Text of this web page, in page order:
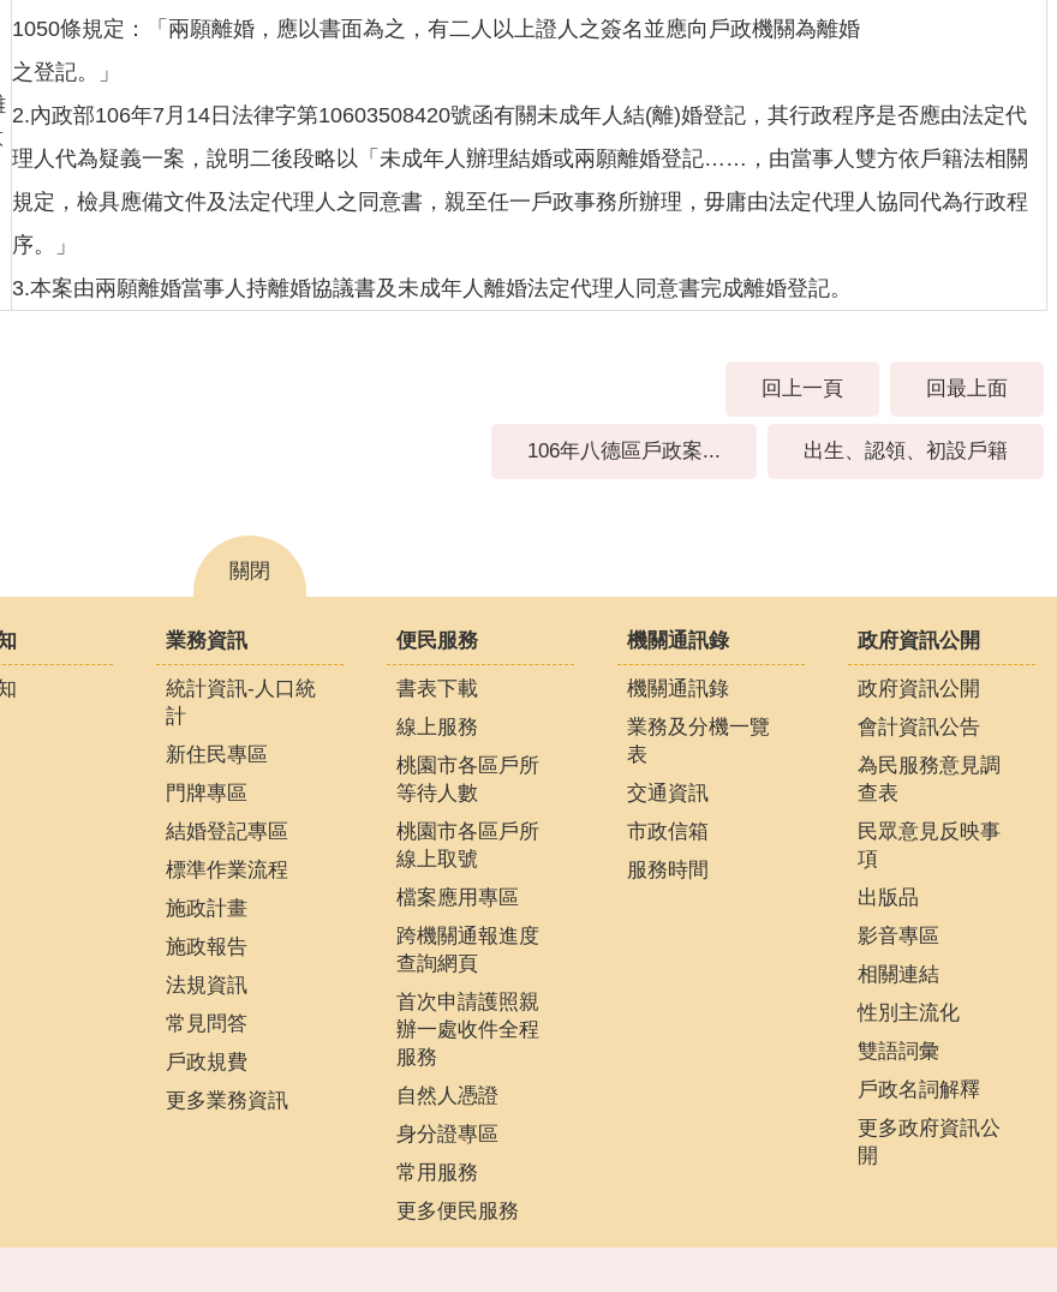
1050條規定：「兩願離婚，應以書面為之，有二人以上證人之簽名並應向戶政機關為離婚
之登記。」
2.內政部106年7月14日法律字第10603508420號函有關未成年人結(離)婚登記，其行政程序是否應由法定代
理人代為疑義一案，說明二後段略以「未成年人辦理結婚或兩願離婚登記……，由當事人雙方依戶籍法相關
規定，檢具應備文件及法定代理人之同意書，親至任一戶政事務所辦理，毋庸由法定代理人協同代為行政程
序。」
3.本案由兩願離婚當事人持離婚協議書及未成年人離婚法定代理人同意書完成離婚登記。
回上一頁 回最上面
106年八德區戶政案... 出生、認領、初設戶籍
關閉
業務資訊
統計資訊-人口統
計
新住民專區
門牌專區
結婚登記專區
標準作業流程
施政計畫
施政報告
法規資訊
常見問答
戶政規費
更多業務資訊
便民服務
書表下載
線上服務
桃園市各區戶所
等待人數
桃園市各區戶所
線上取號
檔案應用專區
跨機關通報進度
查詢網頁
首次申請護照親
辦一處收件全程
服務
自然人憑證
身分證專區
常用服務
更多便民服務
機關通訊錄
機關通訊錄
業務及分機一覽
表
交通資訊
市政信箱
服務時間
政府資訊公開
政府資訊公開
會計資訊公告
為民服務意見調
查表
民眾意見反映事
項
出版品
影音專區
相關連結
性別主流化
雙語詞彙
戶政名詞解釋
更多政府資訊公
開